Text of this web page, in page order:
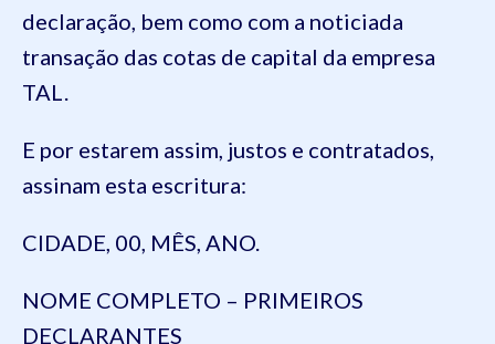
declaração, bem como com a noticiada
transação das cotas de capital da empresa
TAL.
E por estarem assim, justos e contratados,
assinam esta escritura:
CIDADE, 00, MÊS, ANO.
NOME COMPLETO – PRIMEIROS
DECLARANTES